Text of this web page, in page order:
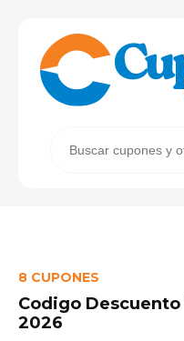
8 CUPONES
Codigo
2026